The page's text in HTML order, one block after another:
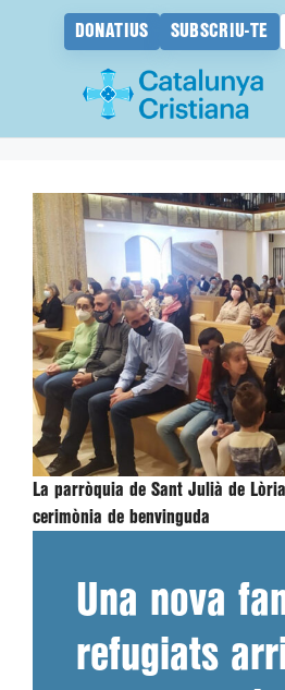
DONATIUS SUBSCRIU-TE
contingut
La parròquia de Sant Julià de
cerimònia de benvinguda
Una nova
refugiats